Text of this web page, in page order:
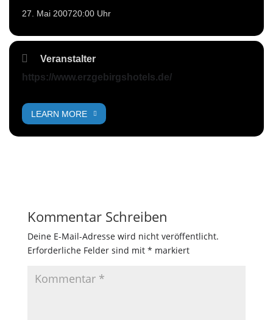
27. Mai 200720:00 Uhr
Veranstalter
https://www.erzgebirgshotels.de/
LEARN MORE
Kommentar Schreiben
Deine E-Mail-Adresse wird nicht veröffentlicht.
Erforderliche Felder sind mit * markiert